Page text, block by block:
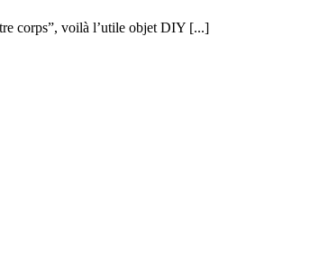
corps”, voilà l’utile objet DIY [...]